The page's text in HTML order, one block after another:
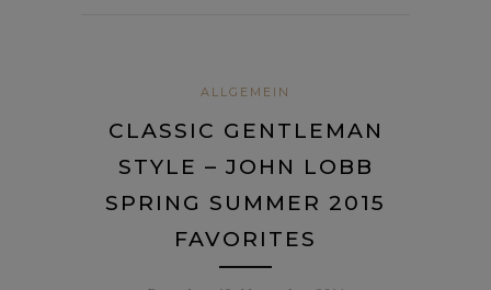
ALLGEMEIN
CLASSIC GENTLEMAN
STYLE – JOHN LOBB
SPRING SUMMER 2015
FAVORITES